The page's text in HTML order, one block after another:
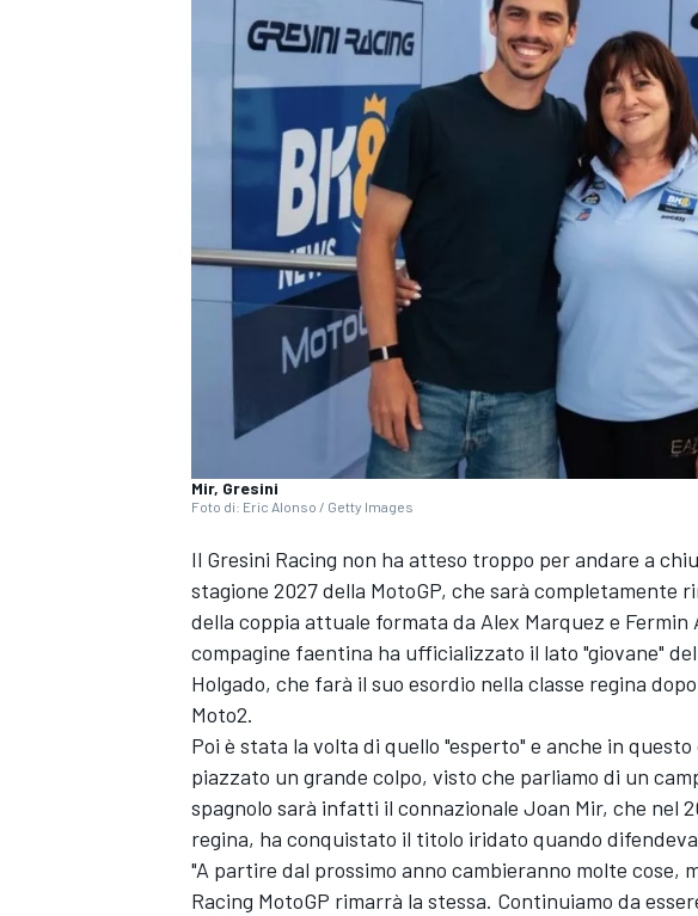
MONOPOSTO
Mir, Gresini
Foto di: Eric Alonso / Getty Images
Il Gresini Racing non ha atteso troppo per andare a
stagione 2027 della MotoGP, che sarà completamente
della coppia attuale formata da Alex Marquez e Fermin
compagine faentina ha ufficializzato il lato "giovane"
Holgado, che farà il suo esordio nella classe regina
Moto2.
Poi è stata la volta di quello "esperto" e anche in
piazzato un grande colpo, visto che parliamo di un
spagnolo sarà infatti il connazionale Joan Mir, che nel
regina, ha conquistato il titolo iridato quando
"A partire dal prossimo anno cambieranno molte cose,
Racing MotoGP rimarrà la stessa. Continuiamo da